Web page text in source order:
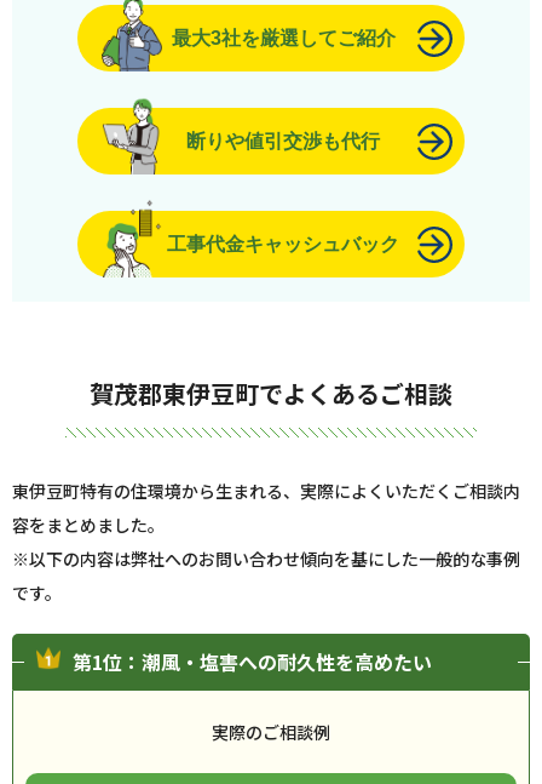
最大3社を厳選してご紹介
断りや値引交渉も代行
工事代金キャッシュバック
賀茂郡東伊豆町でよくあるご相談
東伊豆町特有の住環境から生まれる、実際によくいただくご相談内
容をまとめました。
※以下の内容は弊社へのお問い合わせ傾向を基にした一般的な事例
です。
第1位：潮風・塩害への耐久性を高めたい
実際のご相談例